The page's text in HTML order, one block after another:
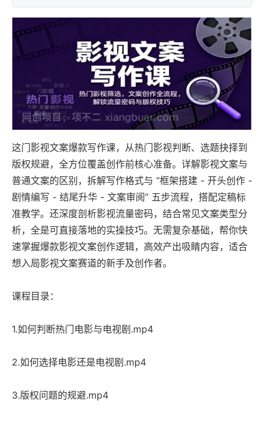
这门影视文案爆款写作课，从热门影视判断、选题抉择到
版权规避，全方位覆盖创作前核心准备。详解影视文案与
普通文案的区别，拆解写作格式与 “框架搭建 - 开头创作 -
剧情编写 - 结尾升华 - 文案审阅” 五步流程，搭配定稿标
准教学。还深度剖析影视流量密码，结合常见文案类型分
析，全是可直接落地的实操技巧。无需复杂基础，帮你快
速掌握爆款影视文案创作逻辑，高效产出吸睛内容，适合
想入局影视文案赛道的新手及创作者。
课程目录：
1.如何判断热门电影与电视剧.mp4
2.如何选择电影还是电视剧.mp4
3.版权问题的规避.mp4